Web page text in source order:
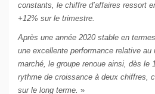
constants, le chiffre d’affaires ressort
+12% sur le trimestre.
Après une année 2020 stable en
une excellente performance relative au
marché, le groupe renoue ainsi, dès le 1
rythme de croissance à deux chiffres,
sur le long terme. »